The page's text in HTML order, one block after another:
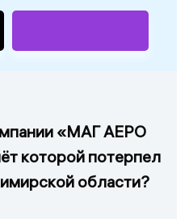
«МАГ АЕРО
которой потерпел
области?